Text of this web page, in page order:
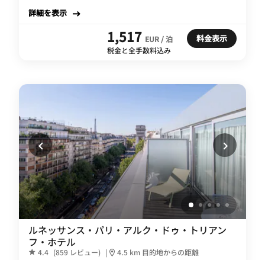
詳細を表示
1,517 EUR / 泊
税金と全手数料込み
料金表示
ルネッサンス・パリ・アルク・ドゥ・トリアン
フ・ホテル
4.4 (859 レビュー) |
4.5 km 目的地からの距離